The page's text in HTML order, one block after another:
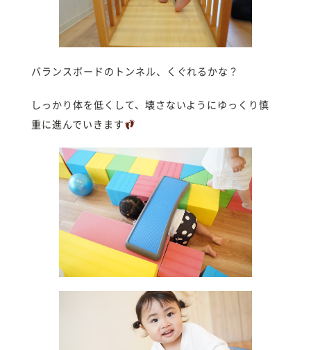
バランスボードのトンネル、くぐれるかな？
しっかり体を低くして、壊さないようにゆっくり慎
重に進んでいきます